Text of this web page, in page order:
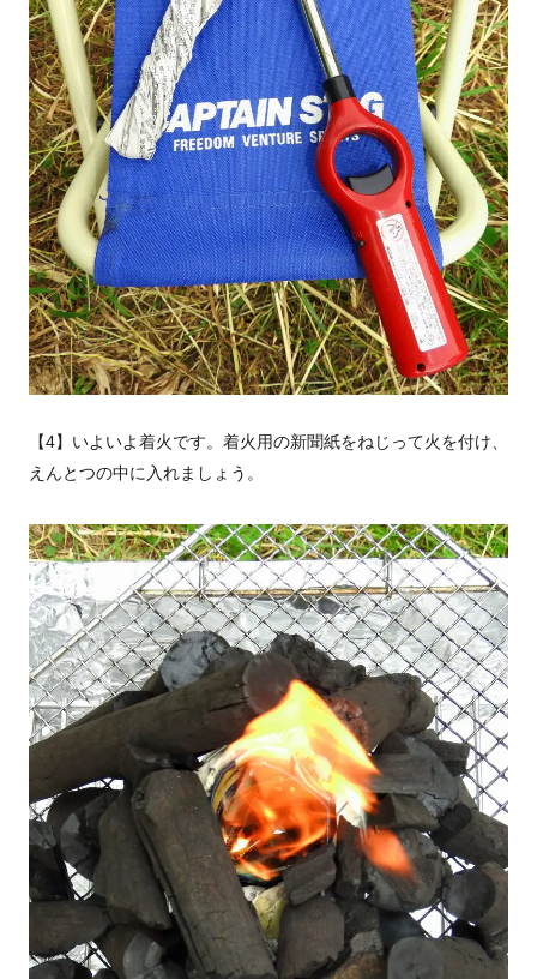
【4】いよいよ着火です。着火用の新聞紙をねじって火を付け、
えんとつの中に入れましょう。